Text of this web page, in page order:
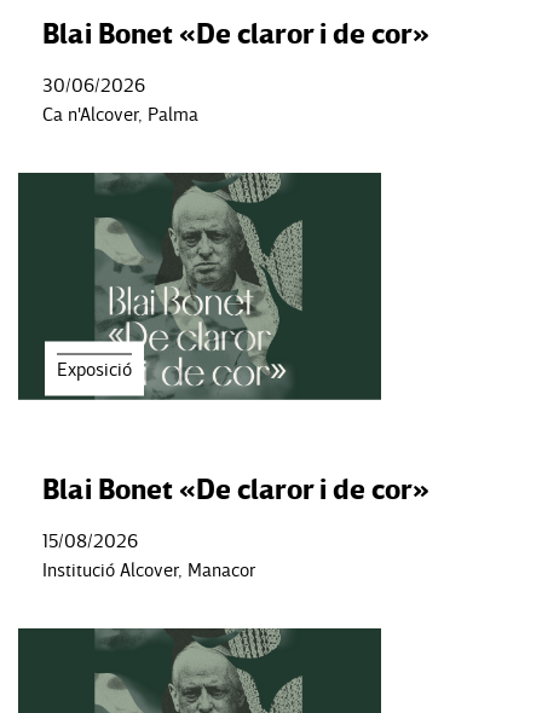
Blai Bonet «De claror i de cor»
30/06/2026
Ca n'Alcover, Palma
Exposició
Blai Bonet «De claror i de cor»
15/08/2026
Institució Alcover, Manacor